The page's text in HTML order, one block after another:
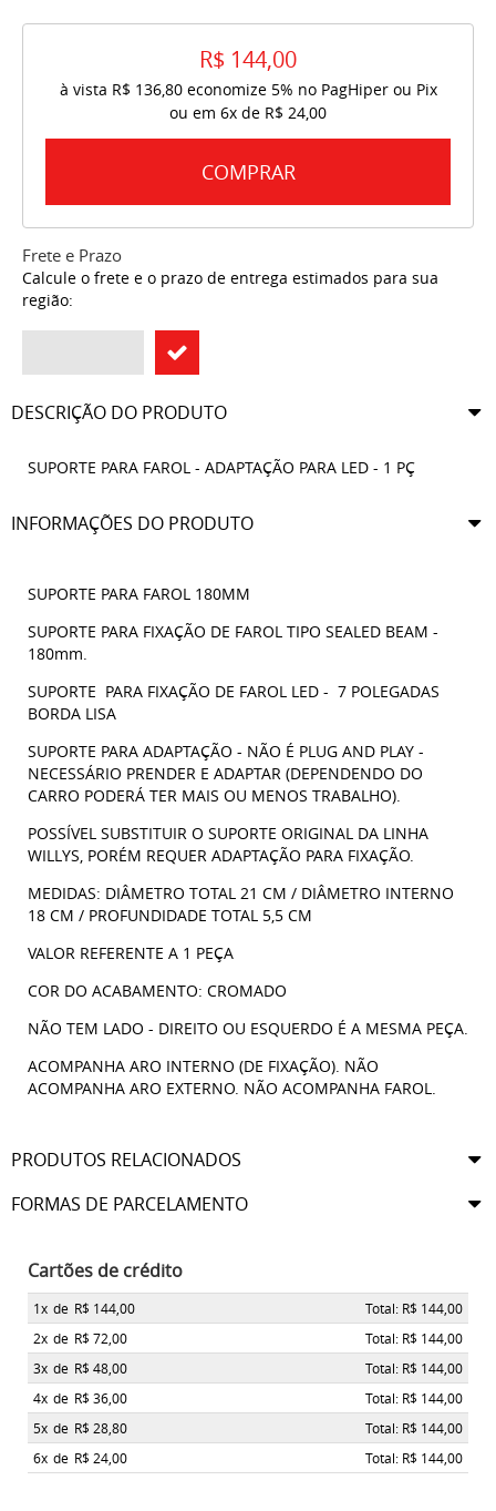
R$ 144,00
à vista R$ 136,80economize 5% no PagHiper ou Pix
ou em 6x de R$ 24,00
COMPRAR
Frete e Prazo
Calcule o frete e o prazo de entrega estimados para sua
região:
DESCRIÇÃO DO PRODUTO
SUPORTE PARA FAROL - ADAPTAÇÃO PARA LED - 1 PÇ
INFORMAÇÕES DO PRODUTO
SUPORTE PARA FAROL 180MM
SUPORTE PARA FIXAÇÃO DE FAROL TIPO SEALED BEAM -
180mm.
SUPORTE PARA FIXAÇÃO DE FAROL LED - 7 POLEGADAS
BORDA LISA
SUPORTE PARA ADAPTAÇÃO - NÃO É PLUG AND PLAY -
NECESSÁRIO PRENDER E ADAPTAR (DEPENDENDO DO
CARRO PODERÁ TER MAIS OU MENOS TRABALHO).
POSSÍVEL SUBSTITUIR O SUPORTE ORIGINAL DA LINHA
WILLYS, PORÉM REQUER ADAPTAÇÃO PARA FIXAÇÃO.
MEDIDAS: DIÂMETRO TOTAL 21 CM / DIÂMETRO INTERNO
18 CM / PROFUNDIDADE TOTAL 5,5 CM
VALOR REFERENTE A 1 PEÇA
COR DO ACABAMENTO: CROMADO
NÃO TEM LADO - DIREITO OU ESQUERDO É A MESMA PEÇA.
ACOMPANHA ARO INTERNO (DE FIXAÇÃO). NÃO
ACOMPANHA ARO EXTERNO. NÃO ACOMPANHA FAROL.
PRODUTOS RELACIONADOS
FORMAS DE PARCELAMENTO
Cartões de crédito
1x de R$ 144,00
Total: R$ 144,00
2x de R$ 72,00
Total: R$ 144,00
3x de R$ 48,00
Total: R$ 144,00
4x de R$ 36,00
Total: R$ 144,00
5x de R$ 28,80
Total: R$ 144,00
6x de R$ 24,00 Total: R$ 144,00